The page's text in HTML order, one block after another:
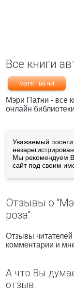
Все книги
МЭРИ ПАТНИ
Мэри Патни - все
онлайн
Уважаемый
Мы рекомендуем
сайт под своим
Отзывы о
роза"
Отзывы читателей
комментарии и
А что Вы
отзыв.